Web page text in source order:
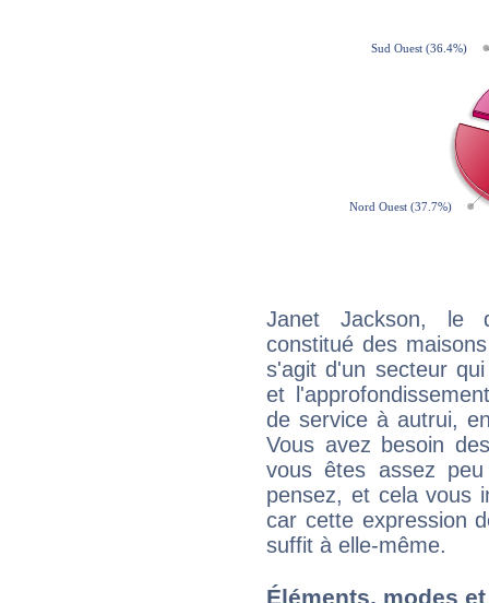
Janet Jackson, le
constitué des
s'agit d'un secteur
et
de service à autrui,
Vous avez besoin
vous êtes assez
pensez, et cela vous
car cette expression
suffit à elle-même.
Éléments, modes